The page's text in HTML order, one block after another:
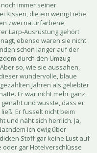
immer seiner
Kissen, die ein wenig Liebe
zwei naturfarbene,
Larp-Ausrüstung gehört
ebenso waren sie nicht
schon länger auf der
durch den Umzug
so, wie sie aussahen,
wundervolle, blaue
Jahren als geliebter
Er war nicht mehr ganz,
und wusste, dass er
Er fusselt nicht beim
und näht sich herrlich. Ja,
ich ewig über
Stoff gar keine Lust auf
oder gar Hotelverschlüsse